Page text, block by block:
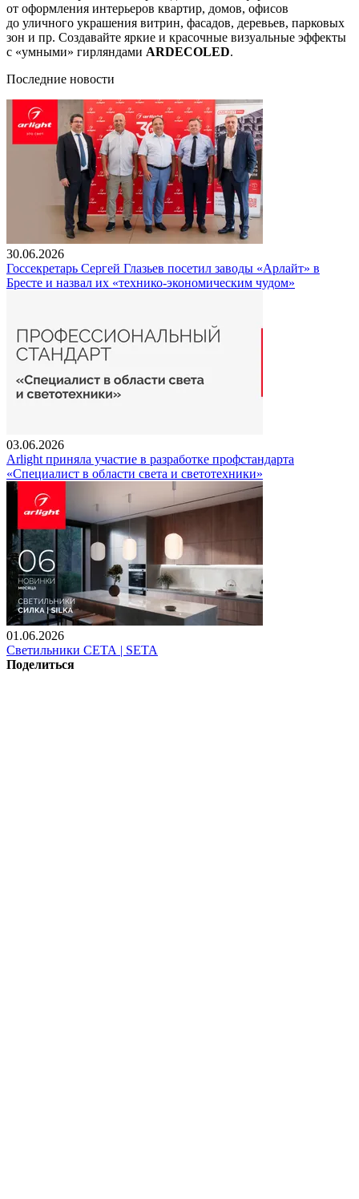
от оформления интерьеров квартир, домов, офисов
до уличного украшения витрин, фасадов, деревьев, парковых
зон и пр. Создавайте яркие и красочные визуальные эффекты
с «умными» гирляндами ARDECOLED.
Последние новости
30.06.2026
Госсекретарь Сергей Глазьев посетил заводы «Арлайт» в
Бресте и назвал их «технико-экономическим чудом»
03.06.2026
Arlight приняла участие в разработке профстандарта
«Специалист в области света и светотехники»
01.06.2026
Светильники СЕТА | SETA
Поделиться